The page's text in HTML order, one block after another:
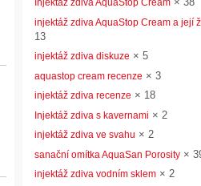
Injektáž zdiva AquaStop Cream
injektáž zdiva AquaStop Cream a její
13
injektáž zdiva diskuze × 5
aquastop cream recenze × 3
injektáž zdiva recenze × 18
Injektáž zdiva s kavernami × 2
injektáž zdiva ve svahu × 2
sanační omítka AquaSan Porosity ×
injektáž zdiva vodním sklem × 2